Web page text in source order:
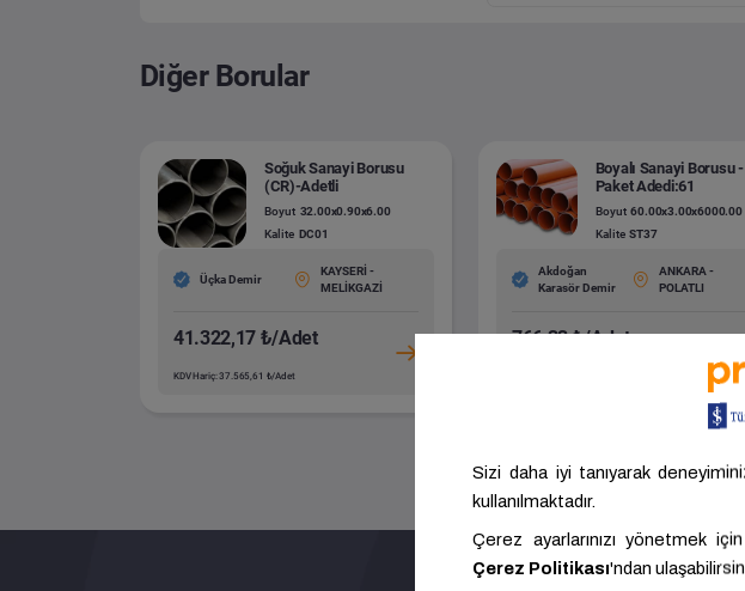
Diğer Borular
Soğuk Sanayi Borusu
(CR)-Adetli
Boyut 32.00x0.90x6.00
Kalite DC01
Üçka Demir
KAYSERİ -
MELİKGAZİ
41.322,17 ₺/Adet
KDV Hariç: 37.565,61 ₺/Adet
Boyalı Sanayi Borusu -
Paket Adedi:61
Boyut 60.00x3.00x6000.00
Kalite ST37
Akdoğan
Karasör Demir
ANKARA -
POLATLI
766,33 ₺/Adet